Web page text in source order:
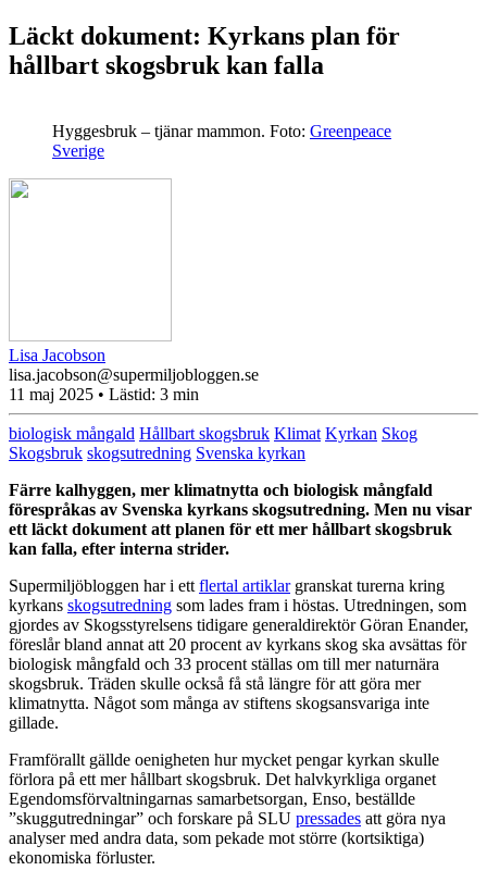
Läckt dokument: Kyrkans plan för
hållbart skogsbruk kan falla
Hyggesbruk – tjänar mammon. Foto: Greenpeace
Sverige
Lisa Jacobson
lisa.jacobson@supermiljobloggen.se
11 maj 2025 • Lästid: 3 min
biologisk mångald Hållbart skogsbruk Klimat Kyrkan Skog
Skogsbruk skogsutredning Svenska kyrkan
Färre kalhyggen, mer klimatnytta och biologisk mångfald
förespråkas av Svenska kyrkans skogsutredning. Men nu visar
ett läckt dokument att planen för ett mer hållbart skogsbruk
kan falla, efter interna strider.
Supermiljöbloggen har i ett flertal artiklargranskat turerna kring
kyrkans skogsutredning som lades fram i höstas. Utredningen, som
gjordes av Skogsstyrelsens tidigare generaldirektör Göran Enander,
föreslår bland annat att 20 procent av kyrkans skog ska avsättas för
biologisk mångfald och 33 procent ställas om till mer naturnära
skogsbruk. Träden skulle också få stå längre för att göra mer
klimatnytta. Något som många av stiftens skogsansvariga inte
gillade.
Framförallt gällde oenigheten hur mycket pengar kyrkan skulle
förlora på ett mer hållbart skogsbruk. Det halvkyrkliga organet
Egendomsförvaltningarnas samarbetsorgan, Enso, beställde
”skuggutredningar” och forskare på SLU pressades att göra nya
analyser med andra data, som pekade mot större (kortsiktiga)
ekonomiska förluster.